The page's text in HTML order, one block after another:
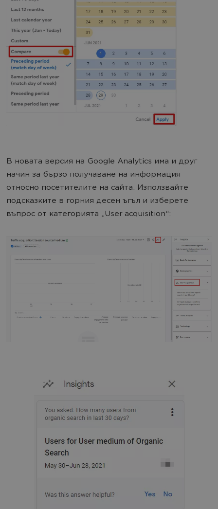
В новата версия на Google Analytics има и друг
начин за бързо получаване на информация
относно посетителите на сайта. Използвайте
подсказките в горния десен ъгъл и изберете
въпрос от категорията „User acquisition“: